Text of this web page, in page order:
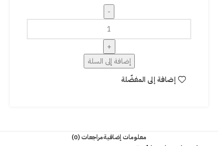
إضافة إلى السلة
إضافة إلى المفضّلة
معلومات إضافيةمراجعات (0)